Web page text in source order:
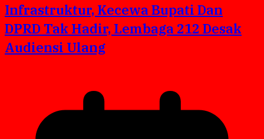
Infrastruktur, Kecewa Bupati Dan
DPRD Tak Hadir, Lembaga 212 Desak
Audiensi Ulang